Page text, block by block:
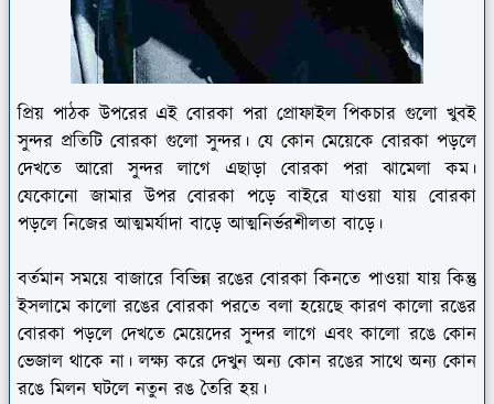
প্রিয় পাঠক উপরের এই বোরকা পরা প্রোফাইল পিকচার গুলো খুবই
সুন্দর প্রতিটি বোরকা গুলো সুন্দর। যে কোন মেয়েকে বোরকা পড়লে
দেখতে আরো সুন্দর লাগে এছাড়া বোরকা পরা ঝামেলা কম।
যেকোনো জামার উপর বোরকা পড়ে বাইরে যাওয়া যায় বোরকা
পড়লে নিজের আত্মমর্যাদা বাড়ে আত্মনির্ভরশীলতা বাড়ে।
বর্তমান সময়ে বাজারে বিভিন্ন রঙের বোরকা কিনতে পাওয়া যায় কিন্তু
ইসলামে কালো রঙের বোরকা পরতে বলা হয়েছে কারণ কালো রঙের
বোরকা পড়লে দেখতে মেয়েদের সুন্দর লাগে এবং কালো রঙে কোন
ভেজাল থাকে না। লক্ষ্য করে দেখুন অন্য কোন রঙের সাথে অন্য কোন
রঙে মিলন ঘটলে নতুন রঙ তৈরি হয়।